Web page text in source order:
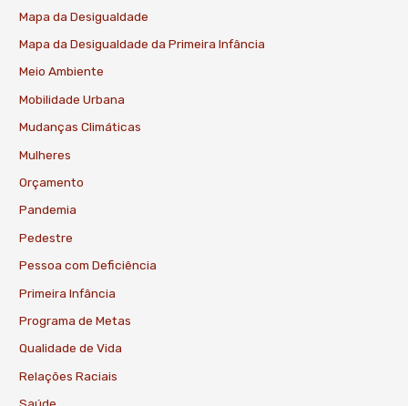
Mapa da Desigualdade
Mapa da Desigualdade da Primeira Infância
Meio Ambiente
Mobilidade Urbana
Mudanças Climáticas
Mulheres
Orçamento
Pandemia
Pedestre
Pessoa com Deficiência
Primeira Infância
Programa de Metas
Qualidade de Vida
Relações Raciais